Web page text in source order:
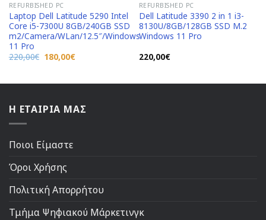
REFURBISHED PC
Laptop Dell Latitude 5290 Intel
Core i5-7300U 8GB/240GB SSD
m2/Camera/WLan/12.5″/Windows
11 Pro
220,00€ Original
price
180,00€Η
τρέχουσα
180,00€.
REFURBISHED PC
Dell Latitude 3390 2 in 1 i3-
8130U/8GB/128GB SSD M.2
Windows 11 Pro
220,00€
Η ΕΤΑΙΡΙΑ ΜΑΣ
Ποιοι Είμαστε
Όροι Χρήσης
Πολιτική Απορρήτου
Τμήμα Ψηφιακού Μάρκετινγκ